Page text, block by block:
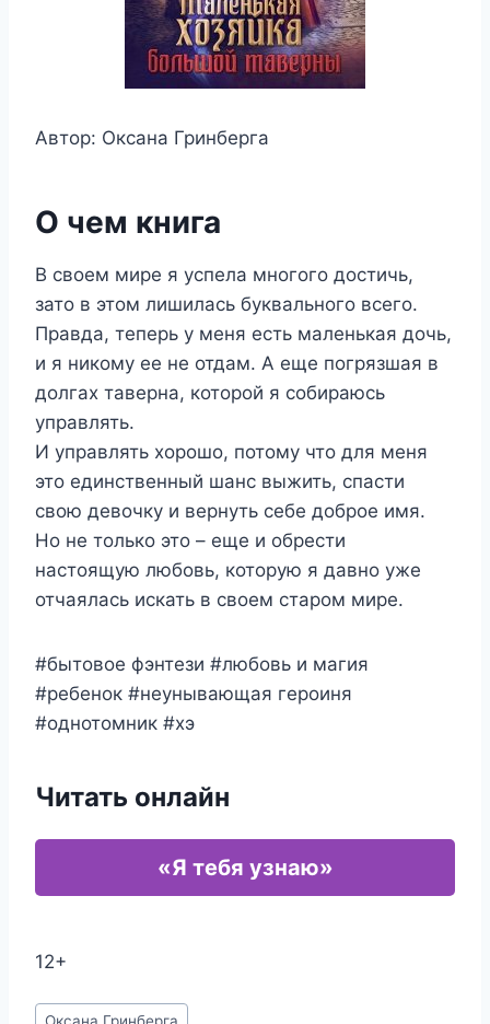
Автор: Оксана Гринберга
О чем книга
В своем мире я успела многого достичь,
зато в этом лишилась буквального всего.
Правда, теперь у меня есть маленькая дочь,
и я никому ее не отдам. А еще погрязшая в
долгах таверна, которой я собираюсь
управлять.
И управлять хорошо, потому что для меня
это единственный шанс выжить, спасти
свою девочку и вернуть себе доброе имя.
Но не только это – еще и обрести
настоящую любовь, которую я давно уже
отчаялась искать в своем старом мире.
#бытовое фэнтези #любовь и магия
#ребенок #неунывающая героиня
#однотомник #хэ
Читать онлайн
«Я тебя узнаю»
12+
Метки